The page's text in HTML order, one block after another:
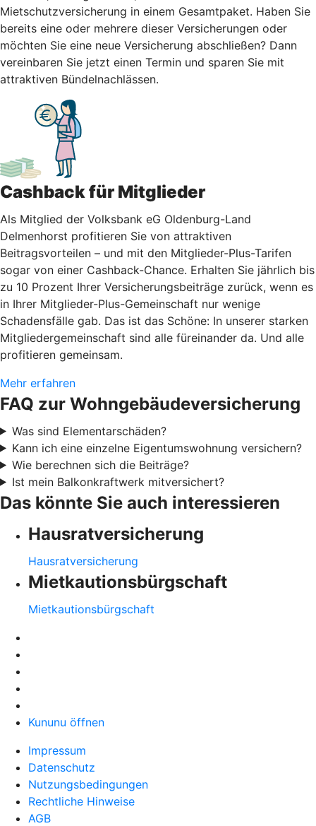
Mietschutzversicherung in einem Gesamtpaket. Haben Sie
bereits eine oder mehrere dieser Versicherungen oder
möchten Sie eine neue Versicherung abschließen? Dann
vereinbaren Sie jetzt einen Termin und sparen Sie mit
attraktiven Bündelnachlässen.
Cashback für Mitglieder
Als Mitglied der Volksbank eG Oldenburg-Land
Delmenhorst profitieren Sie von attraktiven
Beitragsvorteilen – und mit den Mitglieder-Plus-Tarifen
sogar von einer Cashback-Chance. Erhalten Sie jährlich bis
zu 10 Prozent Ihrer Versicherungsbeiträge zurück, wenn es
in Ihrer Mitglieder-Plus-Gemeinschaft nur wenige
Schadensfälle gab. Das ist das Schöne: In unserer starken
Mitgliedergemeinschaft sind alle füreinander da. Und alle
profitieren gemeinsam.
Mehr erfahren
FAQ zur Wohngebäudeversicherung
Was sind Elementarschäden?
Kann ich eine einzelne Eigentumswohnung versichern?
Wie berechnen sich die Beiträge?
Ist mein Balkonkraftwerk mitversichert?
Das könnte Sie auch interessieren
Hausratversicherung
Hausratversicherung
Mietkautionsbürgschaft
Mietkautionsbürgschaft
Kununu öffnen
Impressum
Datenschutz
Nutzungsbedingungen
Rechtliche Hinweise
AGB